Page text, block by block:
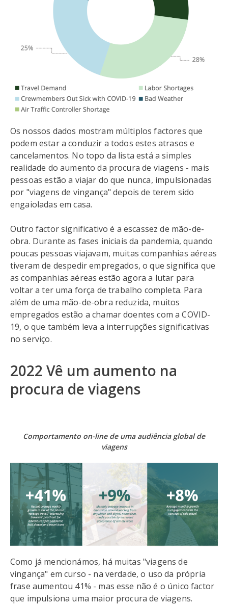
Os nossos dados mostram múltiplos factores que
podem estar a conduzir a todos estes atrasos e
cancelamentos. No topo da lista está a simples
realidade do aumento da procura de viagens - mais
pessoas estão a viajar do que nunca, impulsionadas
por "viagens de vingança" depois de terem sido
engaioladas em casa.
Outro factor significativo é a escassez de mão-de-
obra. Durante as fases iniciais da pandemia, quando
poucas pessoas viajavam, muitas companhias aéreas
tiveram de despedir empregados, o que significa que
as companhias aéreas estão agora a lutar para
voltar a ter uma força de trabalho completa. Para
além de uma mão-de-obra reduzida, muitos
empregados estão a chamar doentes com a COVID-
19, o que também leva a interrupções significativas
no serviço.
2022 Vê um aumento na
procura de viagens
Comportamento on-line de uma audiência global de
viagens
Como já mencionámos, há muitas "viagens de
vingança" em curso - na verdade, o uso da própria
frase aumentou 41% - mas esse não é o único factor
que impulsiona uma maior procura de viagens.